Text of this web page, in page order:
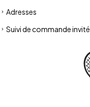
Adresses
Suivi de commande invité